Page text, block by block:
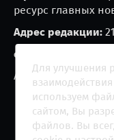
ресурс главных
Адрес редакции:
e-mail:
Агрегатор
Для улучшения
используем
сайтом, Вы
файлов. Вы